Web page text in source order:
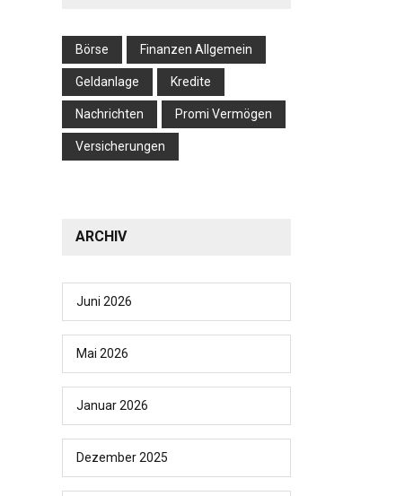
Börse Finanzen Allgemein
Geldanlage Kredite
Nachrichten Promi Vermögen
Versicherungen
ARCHIV
Juni 2026
Mai 2026
Januar 2026
Dezember 2025